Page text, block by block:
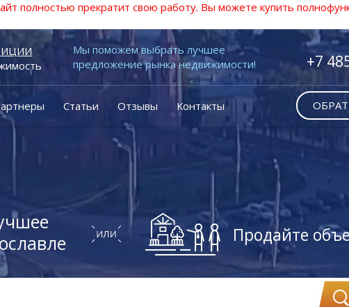
полностью прекратит свою работу. Вы можете купить
Мы поможем выбрать лучшее
предложение рынка недвижимости!
+7
Статьи Отзывы Контакты
Продайте